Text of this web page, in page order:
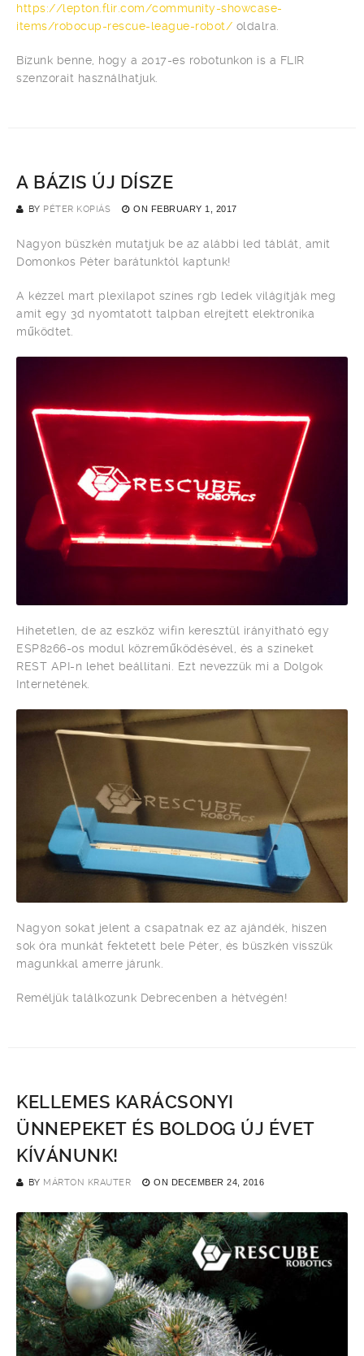
https://lepton.flir.com/community-showcase-
items/robocup-rescue-league-robot/ oldalra.
Bízunk benne, hogy a 2017-es robotunkon is a FLIR
szenzorait használhatjuk.
A BÁZIS ÚJ DÍSZE
BY PÉTER KOPIÁS ON FEBRUARY 1, 2017
Nagyon büszkén mutatjuk be az alábbi led táblát, amit
Domonkos Péter barátunktól kaptunk!
A kézzel mart plexilapot színes rgb ledek világítják meg
amit egy 3d nyomtatott talpban elrejtett elektronika
működtet.
Hihetetlen, de az eszköz wifin keresztül irányítható egy
ESP8266-os modul közreműködésével, és a színeket
REST API-n lehet beállítani. Ezt nevezzük mi a Dolgok
Internetének.
Nagyon sokat jelent a csapatnak ez az ajándék, hiszen
sok óra munkát fektetett bele Péter, és büszkén visszük
magunkkal amerre járunk.
Reméljük találkozunk Debrecenben a hétvégén!
KELLEMES KARÁCSONYI
ÜNNEPEKET ÉS BOLDOG ÚJ ÉVET
KÍVÁNUNK!
BY MÁRTON KRAUTER ON DECEMBER 24, 2016